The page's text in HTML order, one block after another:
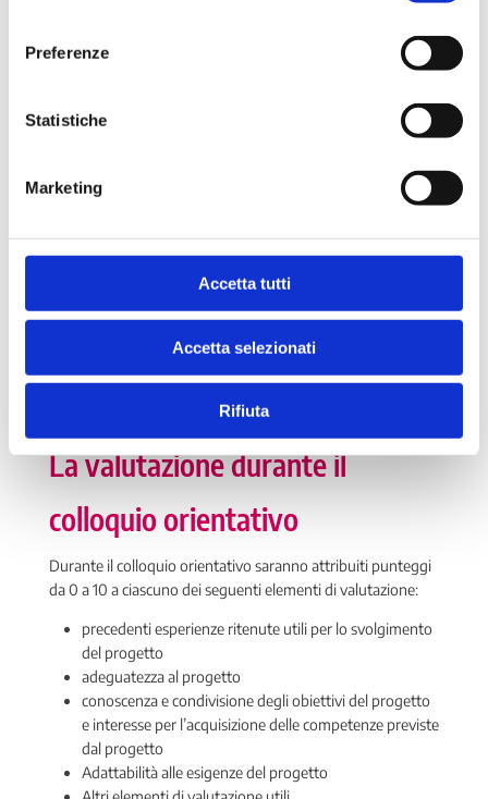
Preferenze
Statistiche
Marketing
Accetta tutti
Accetta selezionati
Rifiuta
Diploma universitario (Vecchio Ordinamento) = 8
Laurea Magistrale/Laurea Vecchio Ordinamento = 9
Inoltre possono essere valutati:
Master Post Laurea = 1 punto
Dottorato di ricerca = 1 punto
Specializzazione post laurea magistrale/laurea vecchio
ordinamento = 1 punto
Conoscenze informatiche: valutabili da 0 a 4 punti
La valutazione durante il
colloquio orientativo
Durante il colloquio orientativo saranno attribuiti punteggi
da 0 a 10 a ciascuno dei seguenti elementi di valutazione:
precedenti esperienze ritenute utili per lo svolgimento
del progetto
adeguatezza al progetto
conoscenza e condivisione degli obiettivi del progetto
e interesse per l’acquisizione delle competenze previste
dal progetto
Adattabilità alle esigenze del progetto